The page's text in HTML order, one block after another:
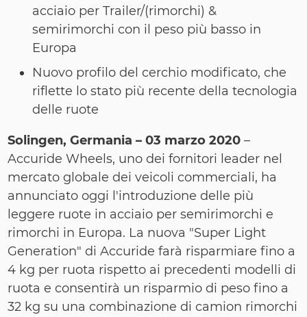
acciaio per Trailer/(rimorchi) &
semirimorchi con il peso più basso in
Europa
Nuovo profilo del cerchio modificato, che
riflette lo stato più recente della tecnologia
delle ruote
Solingen, Germania –03 marzo 2020–
Accuride Wheels, uno dei fornitori leader nel
mercato globale dei veicoli commerciali, ha
annunciato oggi l'introduzione delle più
leggere ruote in acciaio per semirimorchi e
rimorchi in Europa. La nuova "Super Light
Generation" di Accuride farà risparmiare fino a
4 kg per ruota rispetto ai precedenti modelli di
ruota e consentirà un risparmio di peso fino a
32 kg su una combinazione di camion rimorchi